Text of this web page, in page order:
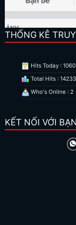
THỐNG KÊ
Hits Today : 1060
Total Hits :
Who's Online : 2
KẾT NỐI VỚI